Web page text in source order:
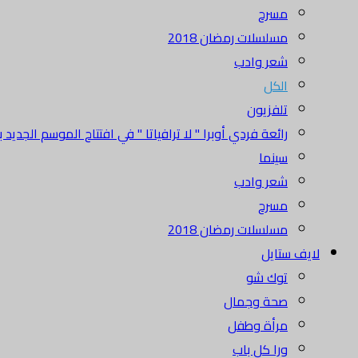
مسرح
مسلسلات رمضان 2018
شعر وادب
الكل
تلفزيون
رائعة فردي أوبرا " لا ترافياتا " في افتتاح الموسم الجديد
سينما
شعر وادب
مسرح
مسلسلات رمضان 2018
لايف ستايل
توك شو
صحة وجمال
مرأة وطفل
ورا كل باب